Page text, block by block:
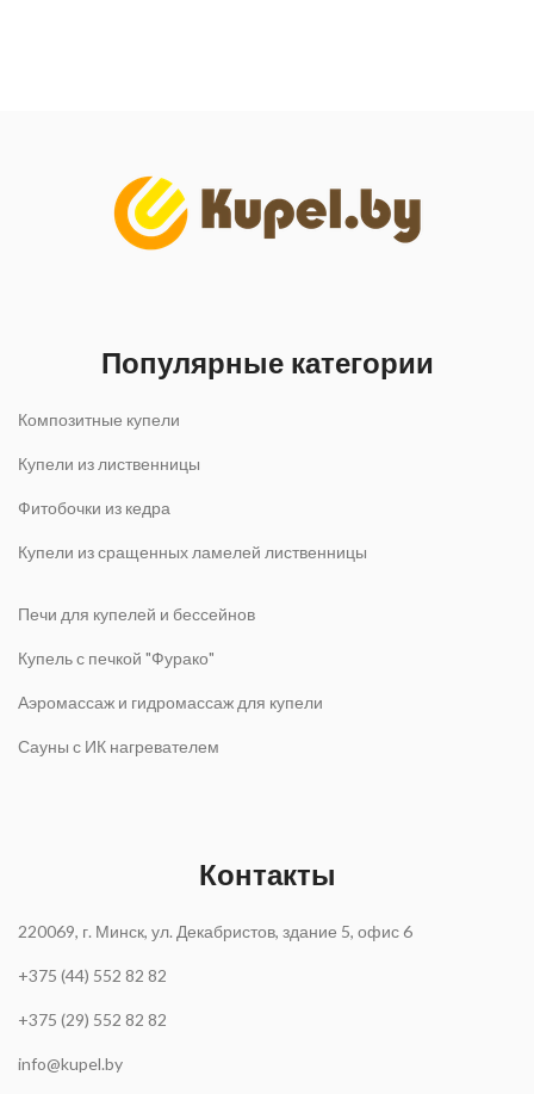
Популярные категории
Композитные купели
Купели из лиственницы
Фитобочки из кедра
Купели из сращенных ламелей лиственницы
Печи для купелей и бессейнов
Купель с печкой "Фурако"
Аэромассаж и гидромассаж для купели
Сауны с ИК нагревателем
Контакты
220069, г. Минск, ул. Декабристов, здание 5, офис 6
+375 (44) 552 82 82
+375 (29) 552 82 82
info@kupel.by